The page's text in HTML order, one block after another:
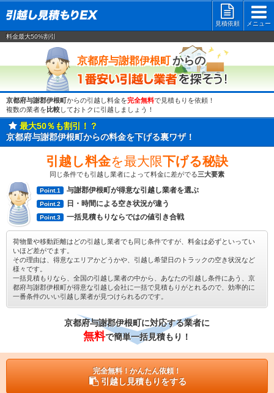
見積依頼
メニュー
料金最大50%割引
京都府与謝郡伊根町からの
京都府与謝郡伊根町からの引越し料金を完全無料で見積もりを依頼！
複数の業者を 比較しておトクに引越しましょう！
最大50％も割引！？
京都府与謝郡伊根町からの料金を下げる裏ワザ！
引越し料金を最大限下げる秘訣
同じ条件でも引越し業者によって料金に差がでる三大要素
Point.1 与謝郡伊根町が得意な引越し業者を選ぶ
Point.2 日・時間による空き状況が違う
Point.3 一括見積もりならではの値引き合戦
荷物量や移動距離はどの引越し業者でも同じ条件ですが、料金は必ずといってい
いほど差がでます。
その理由は、得意なエリアかどうかや、引越し希望日のトラックの空き状況など
様々です。
一括見積もりなら、全国の引越し業者の中から、あなたの引越し条件にあう、京
都府与謝郡伊根町が得意な引越し会社に一括で見積もりがとれるので、効率的に
一番条件のいい引越し業者が見つけられるのです。
京都府与謝郡伊根町に対応する業者に
無料で簡単一括見積もり！
完全無料！かんたん依頼！
引越し見積もりをする